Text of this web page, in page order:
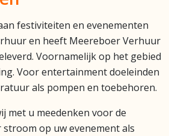
festiviteiten en evenementen
en heeft Meereboer Verhuur
Voornamelijk op het gebied
Voor entertainment doeleinden
als pompen en toebehoren.
met u meedenken voor de
op uw evenement als